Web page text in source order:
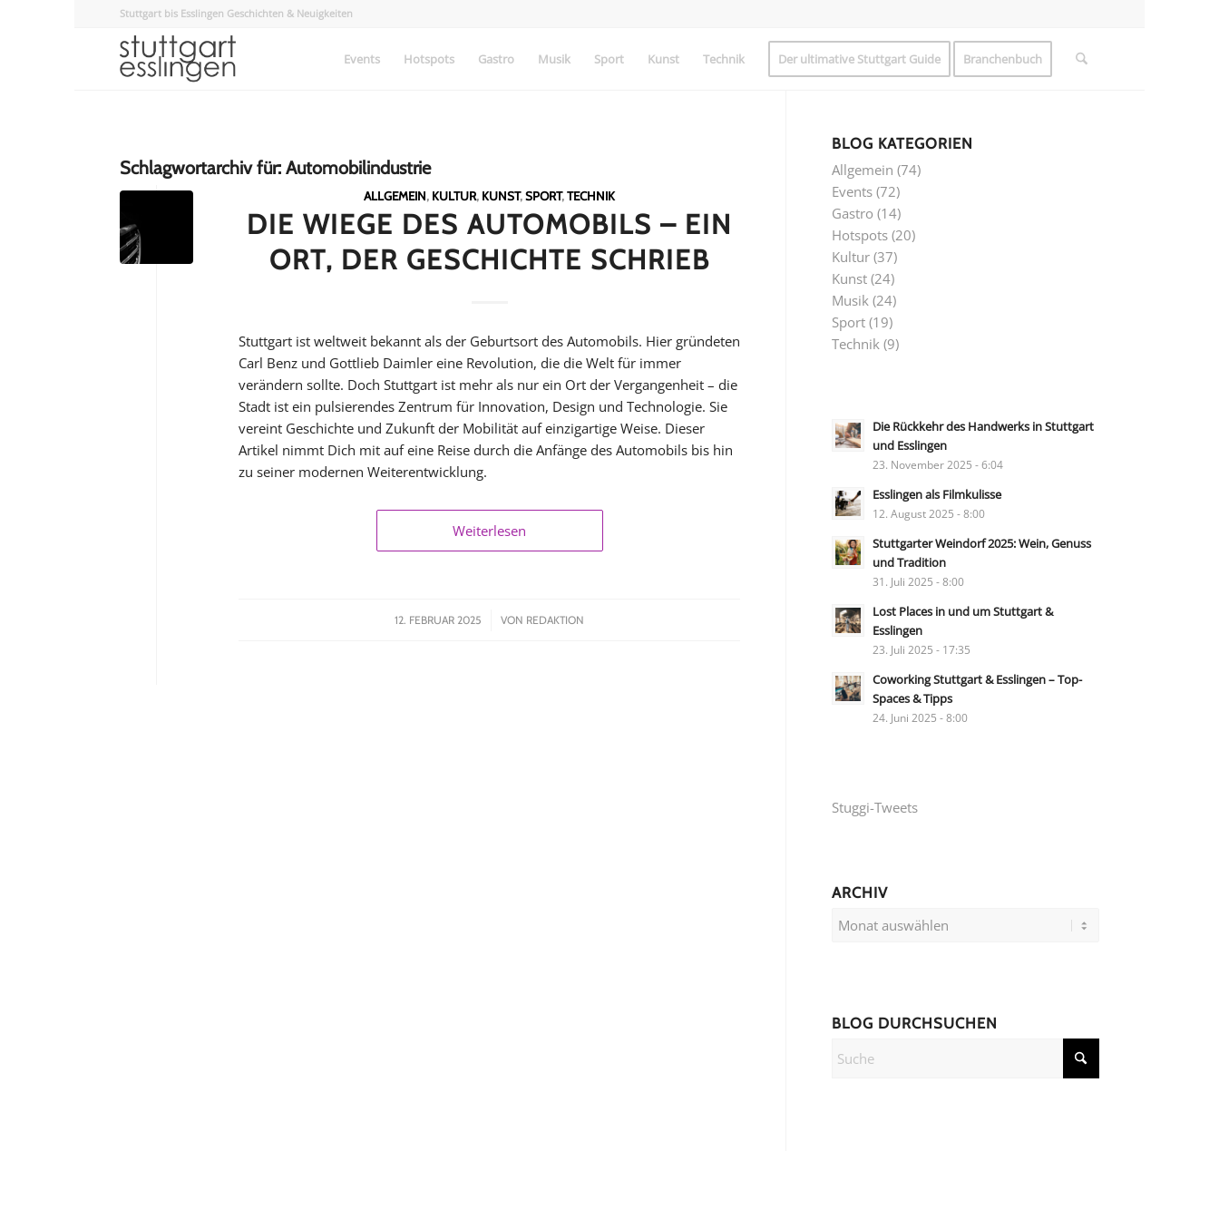
Stuttgart bis Esslingen Geschichten & Neuigkeiten
Events Hotspots Gastro Musik Sport Kunst Technik Der ultimative Stuttgart Guide Branchenbuch
Schlagwortarchiv für: Automobilindustrie
ALLGEMEIN, KULTUR, KUNST,SPORT,TECHNIK
DIE WIEGE DES AUTOMOBILS – EIN
ORT, DER GESCHICHTE SCHRIEB
Stuttgart ist weltweit bekannt als der Geburtsort des Automobils. Hier gründeten
Carl Benz und Gottlieb Daimler eine Revolution, die die Welt für immer
verändern sollte. Doch Stuttgart ist mehr als nur ein Ort der Vergangenheit – die
Stadt ist ein pulsierendes Zentrum für Innovation, Design und Technologie. Sie
vereint Geschichte und Zukunft der Mobilität auf einzigartige Weise. Dieser
Artikel nimmt Dich mit auf eine Reise durch die Anfänge des Automobils bis hin
zu seiner modernen Weiterentwicklung.
Weiterlesen
12. FEBRUAR 2025
/ VON REDAKTION
BLOG KATEGORIEN
Allgemein (74)
Events (72)
Gastro (14)
Hotspots (20)
Kultur (37)
Kunst (24)
Musik (24)
Sport (19)
Technik (9)
Die Rückkehr des Handwerks in Stuttgart
und Esslingen
23. November 2025 - 6:04
Esslingen als Filmkulisse
12. August 2025 - 8:00
Stuttgarter Weindorf 2025: Wein, Genuss
und Tradition
31. Juli 2025 - 8:00
Lost Places in und um Stuttgart &
Esslingen
23. Juli 2025 - 17:35
Coworking Stuttgart & Esslingen – Top-
Spaces & Tipps
24. Juni 2025 - 8:00
Stuggi-Tweets
ARCHIV
BLOG DURCHSUCHEN